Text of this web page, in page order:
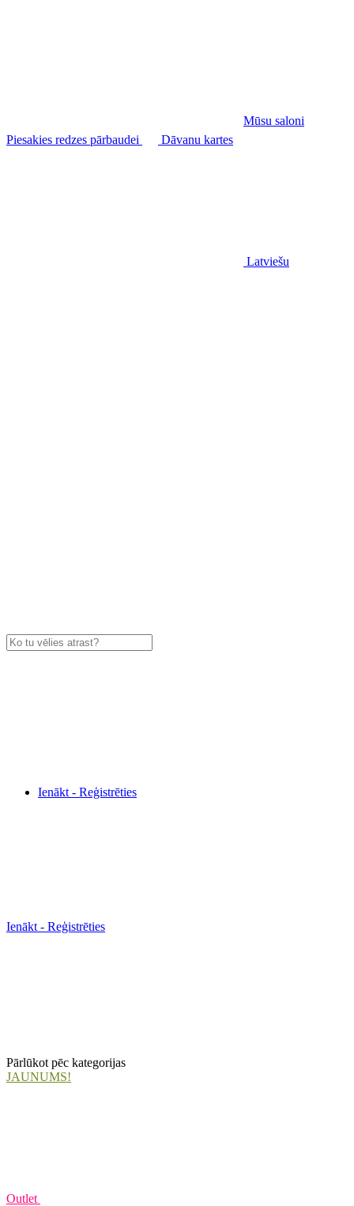
Mūsu saloni
Piesakies redzes pārbaudei
Dāvanu kartes
Latviešu
Ienākt - Reģistrēties
Ienākt - Reģistrēties
Pārlūkot pēc kategorijas
JAUNUMS!
Outlet